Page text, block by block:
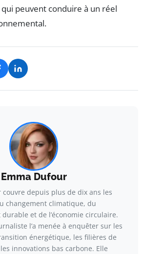
qui peuvent conduire à un réel
Emma Dufour
couvre depuis plus de dix ans les
changement climatique, du
et de l’économie circulaire.
l’a menée à enquêter sur les
énergétique, les filières de
innovations bas carbone. Elle